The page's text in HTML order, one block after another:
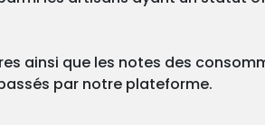
ainsi que les notes des
par notre plateforme.